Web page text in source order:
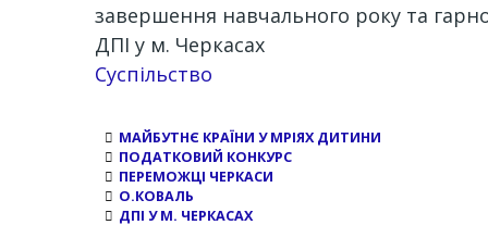
завершення навчального року та
ДПІ у м. Черкасах
Суспільство
МАЙБУТНЄ КРАЇНИ У МРІЯХ ДИТИНИ
ПОДАТКОВИЙ КОНКУРС
ПЕРЕМОЖЦІ ЧЕРКАСИ
О.КОВАЛЬ
ДПІ У М. ЧЕРКАСАХ